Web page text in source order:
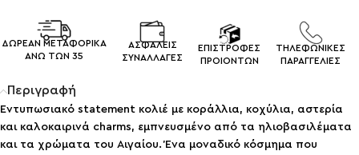
ΔΩΡΕΑΝ ΜΕΤΑΦΟΡΙΚΑ
ΑΝΩ ΤΩΝ 35
ΑΣΦΑΛΕΙΣ
ΣΥΝΑΛΛΑΓEΣ
ΕΠΙΣΤΡΟΦΕΣ
ΠΡΟΙΟΝΤΩΝ
ΤΗΛΕΦΩΝΙΚΕΣ
ΠΑΡΑΓΓΕΛΙΕΣ
Περιγραφή
Εντυπωσιακό statement κολιέ με κοράλλια, κοχύλια, αστερία
και καλοκαιρινά charms, εμπνευσμένο από τα ηλιοβασιλέματα
και τα χρώματα του Αιγαίου. Ένα μοναδικό κόσμημα που